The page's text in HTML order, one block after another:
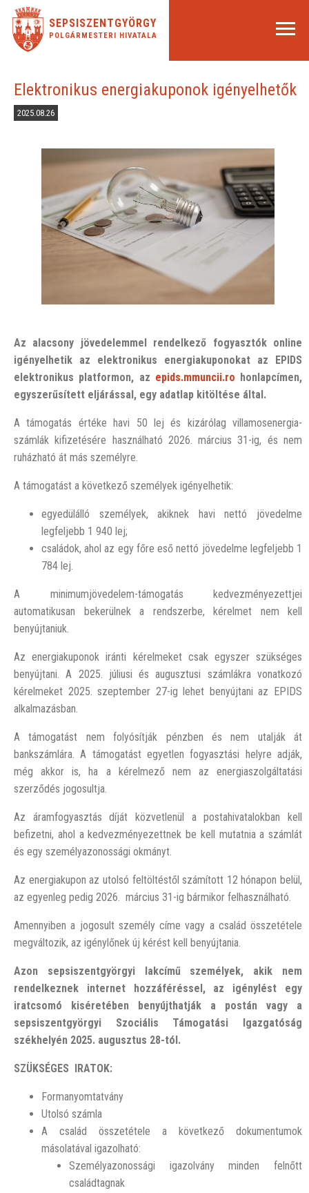
SEPSISZENTGYÖRGY
POLGÁRMESTERI HIVATALA
Elektronikus energiakuponok igényelhetők
2025.08.26
Az alacsony jövedelemmel rendelkező fogyasztók online
igényelhetik az elektronikus energiakuponokat az EPIDS
elektronikus platformon, az epids.mmuncii.ro honlapcímen,
egyszerűsített eljárással, egy adatlap kitöltése által.
A támogatás értéke havi 50 lej és kizárólag villamosenergia-
számlák kifizetésére használható 2026. március 31-ig, és nem
ruházható át más személyre.
A támogatást a következő személyek igényelhetik:
egyedülálló személyek, akiknek havi nettó jövedelme
legfeljebb 1 940 lej;
családok, ahol az egy főre eső nettó jövedelme legfeljebb 1
784 lej.
A minimumjövedelem-támogatás kedvezményezettjei
automatikusan bekerülnek a rendszerbe, kérelmet nem kell
benyújtaniuk.
Az energiakuponok iránti kérelmeket csak egyszer szükséges
benyújtani. A 2025. júliusi és augusztusi számlákra vonatkozó
kérelmeket 2025. szeptember 27-ig lehet benyújtani az EPIDS
alkalmazásban.
A támogatást nem folyósítják pénzben és nem utalják át
bankszámlára. A támogatást egyetlen fogyasztási helyre adják,
még akkor is, ha a kérelmező nem az energiaszolgáltatási
szerződés jogosultja.
Az áramfogyasztás díját közvetlenül a postahivatalokban kell
befizetni, ahol a kedvezményezettnek be kell mutatnia a számlát
és egy személyazonossági okmányt.
Az energiakupon az utolsó feltöltéstől számított 12 hónapon belül,
az egyenleg pedig 2026. március 31-ig bármikor felhasználható.
Amennyiben a jogosult személy címe vagy a család összetétele
megváltozik, az igénylőnek új kérést kell benyújtania.
Azon sepsiszentgyörgyi lakcímű személyek, akik nem
rendelkeznek internet hozzáféréssel, az igénylést egy
iratcsomó kiséretében benyújthatják a postán vagy a
sepsiszentgyörgyi Szociális Támogatási Igazgatóság
székhelyén 2025. augusztus 28-tól.
SZÜKSÉGES IRATOK:
Formanyomtatvány
Utolsó számla
A család összetétele a következő dokumentumok
másolatával igazolható:
Személyazonossági igazolvány minden felnőtt
családtagnak